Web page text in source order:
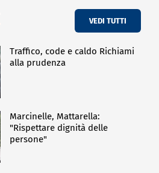
VEDI TUTTI
Traffico, code e caldo Richiami
alla prudenza
Marcinelle, Mattarella:
"Rispettare dignità delle
persone"